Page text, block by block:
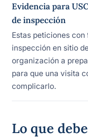
Evidencia para
de inspección
Estas peticiones
inspección en sitio
organización a
para que una visita
complicarlo.
Lo que